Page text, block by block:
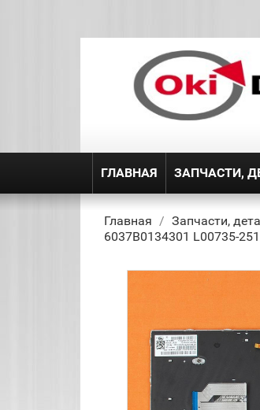
ГЛАВНАЯ ЗАПЧАСТИ,
Главная Запчасти,
6037B0134301 L00735-